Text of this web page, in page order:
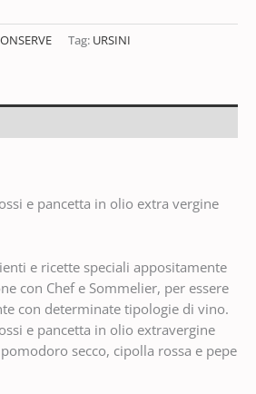
Tag: URSINI
e pancetta in olio extra vergine
e ricette speciali appositamente
con Chef e Sommelier, per essere
con determinate tipologie di vino.
e pancetta in olio extravergine
secco, cipolla rossa e pepe